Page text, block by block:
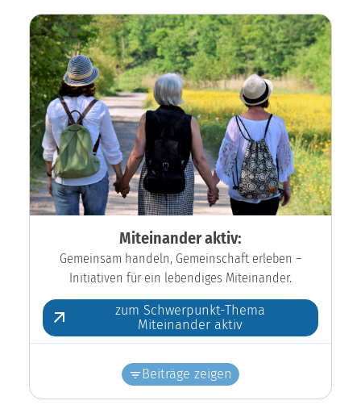
Miteinander aktiv:
Gemeinsam handeln, Gemeinschaft erleben –
Initiativen für ein lebendiges Miteinander.
zum Schwerpunkt-Thema
Miteinander aktiv
Beiträge zeigen